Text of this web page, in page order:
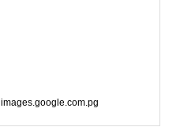
images.google.com.pg